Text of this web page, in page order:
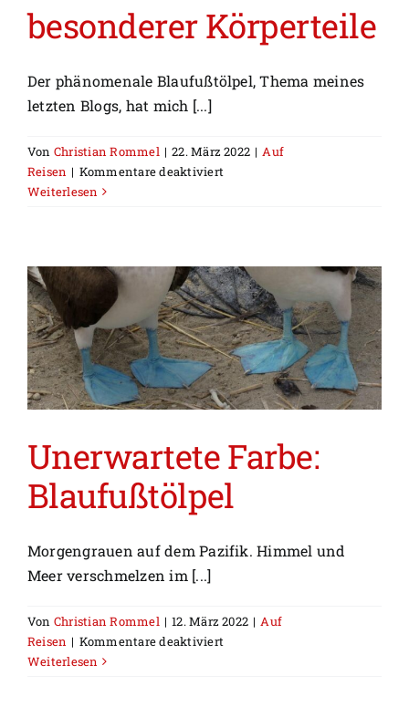
besonderer Körperteile
Der phänomenale Blaufußtölpel, Thema meines
letzten Blogs, hat mich [...]
Von Christian Rommel | 22. März 2022 | Auf
Reisen | Kommentare deaktiviertfür
Portrait
besonderer
Körperteile
Weiterlesen
Unerwartete Farbe:
Blaufußtölpel
Morgengrauen auf dem Pazifik. Himmel und
Meer verschmelzen im [...]
Von Christian Rommel | 12. März 2022 | Auf
Reisen | Kommentare deaktiviertfür
Weiterlesen